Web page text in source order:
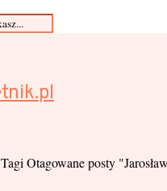
Tagi Otagowane posty